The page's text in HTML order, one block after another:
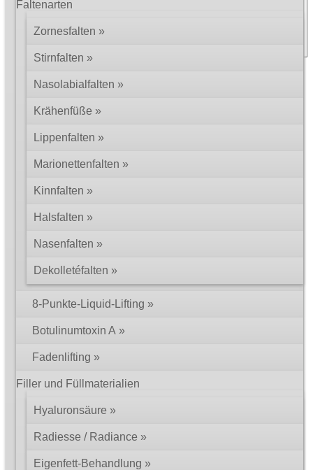
Faltenarten
Zornesfalten
Stirnfalten
Nasolabialfalten
Krähenfüße
Lippenfalten
Marionettenfalten
Kinnfalten
Halsfalten
Nasenfalten
Dekolletéfalten
8-Punkte-Liquid-Lifting
Botulinumtoxin A
Fadenlifting
Filler und Füllmaterialien
Hyaluronsäure
Radiesse / Radiance
Eigenfett-Behandlung
bei.
Impressum
Rechtliche Hinweise